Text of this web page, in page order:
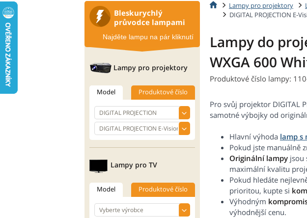
Lampy pro projektory
DIGITAL PROJECTION E-
Lampy do
WXGA 600
Produktové číslo lampy:
Pro svůj projektor DIGITAL
samotné výbojky od
Hlavní výhoda lamp s
Pokud jste manuálně
Originální lampy jsou
maximální kvalitu
Pokud hledáte
prioritou, kupte si
Výhodným
výhodnější cenu.
Bleskurychlý
průvodce lampami
Najděte lampu na pár kliknutí
Lampy pro projektory
Model Produktové číslo
Lampy pro TV
Model Produktové číslo